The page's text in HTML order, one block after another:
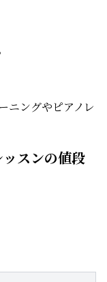
ニングやピアノレ
スンの値段